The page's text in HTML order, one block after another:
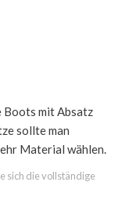
Boots mit Absatz
sollte man
Material wählen.
sich die vollständige